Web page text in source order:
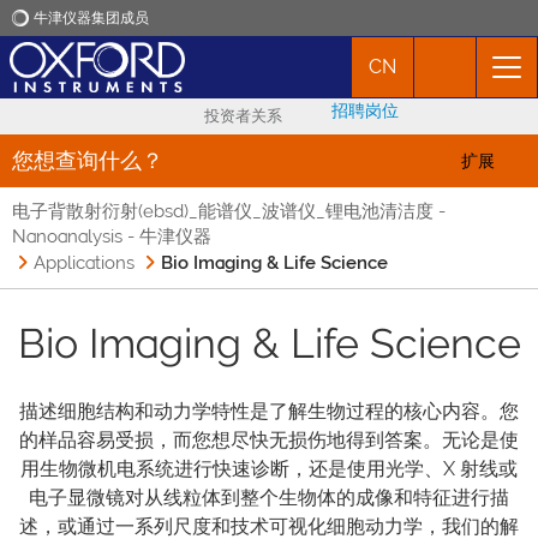
牛津仪器集团成员
应用
产品
市场活动
联络我们
CN
投资者关系 招聘岗位
您想查询什么？ 扩展
电子背散射衍射(ebsd)_能谱仪_波谱仪_锂电池清洁度 -
Nanoanalysis - 牛津仪器
Applications
Bio Imaging & Life Science
Bio Imaging & Life Science
描述细胞结构和动力学特性是了解生物过程的核心内容。您
的样品容易受损，而您想尽快无损伤地得到答案。无论是使
用生物微机电系统进行快速诊断，还是使用光学、X 射线或
电子显微镜对从线粒体到整个生物体的成像和特征进行描
述，或通过一系列尺度和技术可视化细胞动力学，我们的解